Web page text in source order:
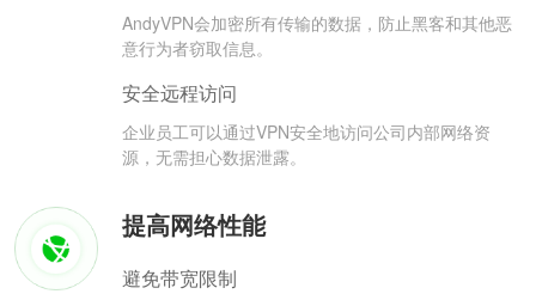
AndyVPN会加密所有传输的数据，防止黑客和其他恶
意行为者窃取信息。
安全远程访问
企业员工可以通过VPN安全地访问公司内部网络资
源，无需担心数据泄露。
提高网络性能
避免带宽限制